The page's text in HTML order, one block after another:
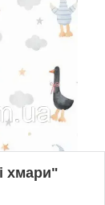
хмари"